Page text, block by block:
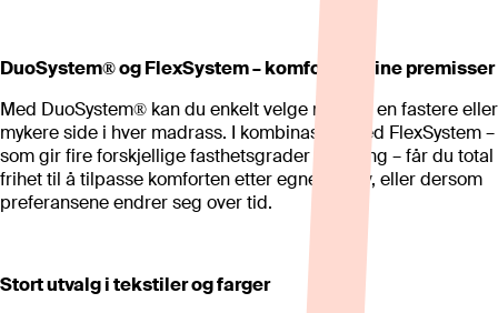
DuoSystem® og FlexSystem – komfort på dine premisser
Med DuoSystem® kan du enkelt velge mellom en fastere eller
mykere side i hver madrass. I kombinasjon med FlexSystem –
som gir fire forskjellige fasthetsgrader i én seng – får du total
frihet til å tilpasse komforten etter egne behov, eller dersom
preferansene endrer seg over tid.
Stort utvalg i tekstiler og farger